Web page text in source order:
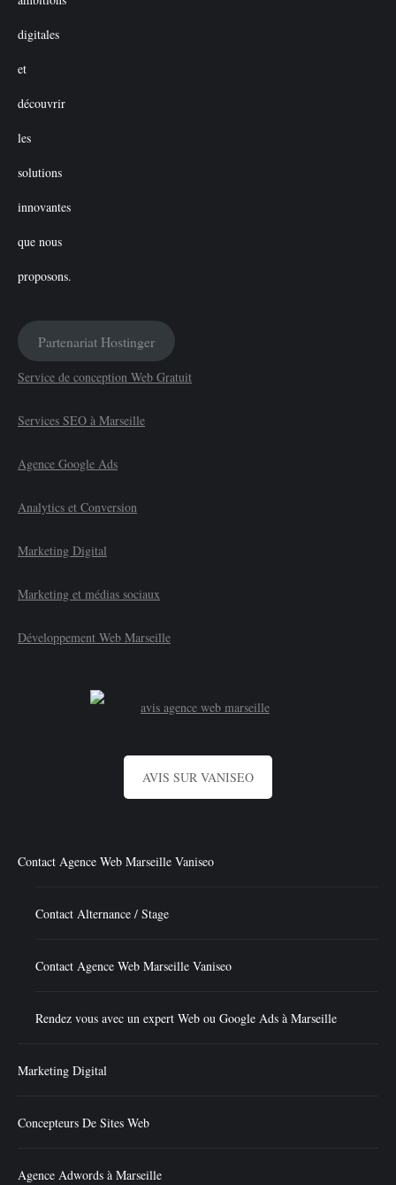
Partenariat Hostinger
Service de conception Web Gratuit
Services SEO à Marseille
Agence Google Ads
Analytics et Conversion
Marketing Digital
Marketing et médias sociaux
Développement Web Marseille
AVIS SUR VANISEO
Contact Agence Web Marseille Vaniseo
Contact Alternance / Stage
Contact Agence Web Marseille Vaniseo
Rendez vous avec un expert Web ou Google Ads à Marseille
Marketing Digital
Concepteurs De Sites Web
Agence Adwords à Marseille